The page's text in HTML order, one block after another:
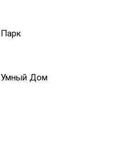
Парк
Умный Дом